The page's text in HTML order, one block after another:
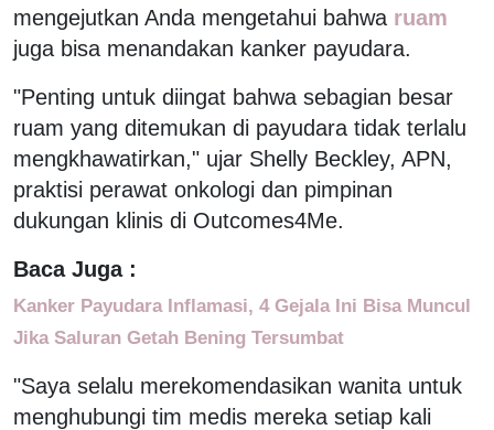
mengejutkan Anda mengetahui bahwa ruam
juga bisa menandakan kanker payudara.
"Penting untuk diingat bahwa sebagian besar
ruam yang ditemukan di payudara tidak terlalu
mengkhawatirkan," ujar Shelly Beckley, APN,
praktisi perawat onkologi dan pimpinan
dukungan klinis di Outcomes4Me.
Baca Juga :
Kanker Payudara Inflamasi, 4 Gejala Ini Bisa Muncul
Jika Saluran Getah Bening Tersumbat
"Saya selalu merekomendasikan wanita untuk
menghubungi tim medis mereka setiap kali